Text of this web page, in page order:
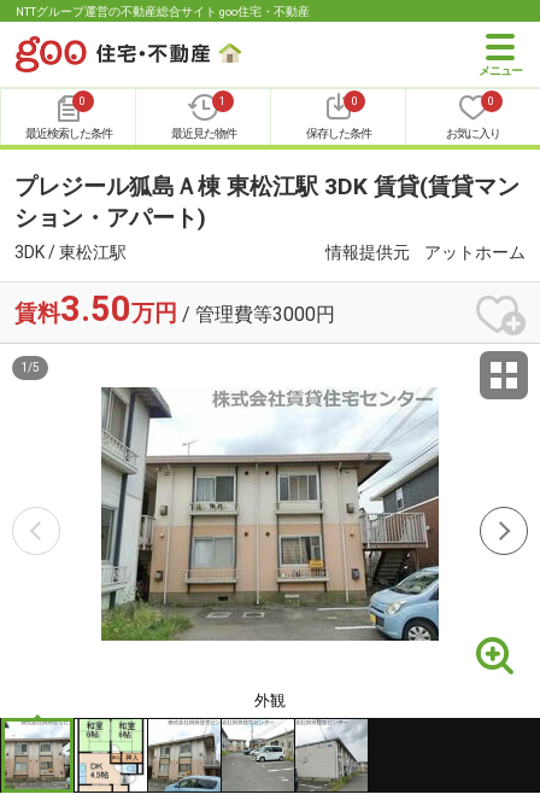
NTTグループ運営の不動産総合サイト goo住宅・不動産
0
最近検索した条件
1
最近見た物件
0
保存した条件
0
お気に入り
プレジール狐島Ａ棟 東松江駅 3DK 賃貸(賃貸マン
ション・アパート)
3DK / 東松江駅 情報提供元 アットホーム
賃料3.50万円 / 管理費等3000円
外観
1 /5